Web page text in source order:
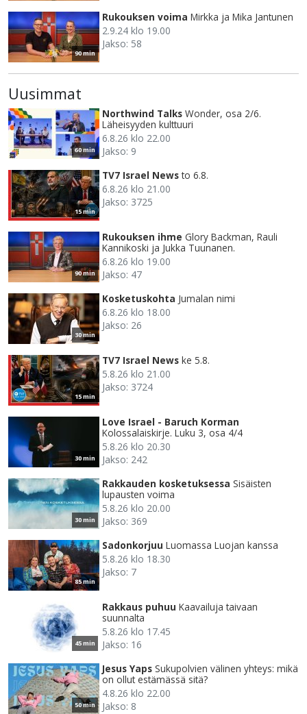
90 min
Rukouksen voima Mirkka ja Mika Jantunen
2.9.24 klo 19.00
Jakso: 58
Uusimmat
60 min
Northwind Talks Wonder, osa 2/6.
Läheisyyden kulttuuri
6.8.26 klo 22.00
Jakso: 9
15 min
TV7 Israel News to 6.8.
6.8.26 klo 21.00
Jakso: 3725
90 min
Rukouksen ihme Glory Backman, Rauli
Kannikoski ja Jukka Tuunanen.
6.8.26 klo 19.00
Jakso: 47
30 min
Kosketuskohta Jumalan nimi
6.8.26 klo 18.00
Jakso: 26
15 min
TV7 Israel News ke 5.8.
5.8.26 klo 21.00
Jakso: 3724
30 min
Love Israel - Baruch Korman
Kolossalaiskirje. Luku 3, osa 4/4
5.8.26 klo 20.30
Jakso: 242
30 min
Rakkauden kosketuksessa Sisäisten
lupausten voima
5.8.26 klo 20.00
Jakso: 369
85 min
Sadonkorjuu Luomassa Luojan kanssa
5.8.26 klo 18.30
Jakso: 7
45 min
Rakkaus puhuu Kaavailuja taivaan
suunnalta
5.8.26 klo 17.45
Jakso: 16
50 min
Jesus Yaps Sukupolvien välinen yhteys: mikä
on ollut estämässä sitä?
4.8.26 klo 22.00
Jakso: 8